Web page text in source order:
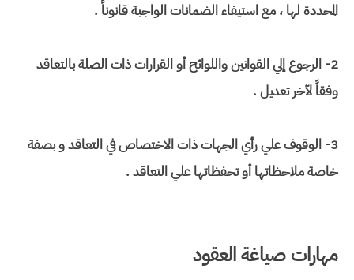
المحددة لها ، مع استيفاء الضمانات الواجبة قانوناً .
2- الرجوع إلي القوانين واللوائح أو القرارات ذات الصلة بالتعاقد
وفقاً لآخر تعديل .
3- الوقوف علي رأي الجهات ذات الاختصاص في التعاقد و بصفة
خاصة ملاحظاتها أو تحفظاتها علي التعاقد .
مهارات صياغة العقود